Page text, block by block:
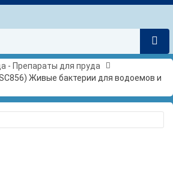
- Препараты для пруда
Живые бактерии для водоемов и